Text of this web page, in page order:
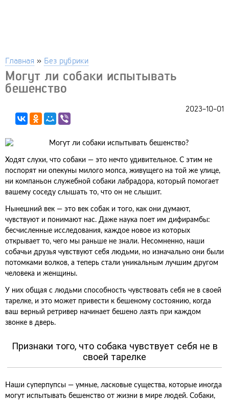
Главная » Без рубрики
Могут ли собаки испытывать
бешенство
2023-10-01
Ходят слухи, что собаки — это нечто удивительное. С этим не
поспорят ни опекуны милого мопса, живущего на той же улице,
ни компаньон служебной собаки лабрадора, который помогает
вашему соседу слышать то, что он не слышит.
Нынешний век — это век собак и того, как они думают,
чувствуют и понимают нас. Даже наука поет им дифирамбы:
бесчисленные исследования, каждое новое из которых
открывает то, чего мы раньше не знали. Несомненно, наши
собачьи друзья чувствуют себя людьми, но изначально они были
потомками волков, а теперь стали уникальным лучшим другом
человека и женщины.
У них общая с людьми способность чувствовать себя не в своей
тарелке, и это может привести к бешеному состоянию, когда
ваш верный ретривер начинает бешено лаять при каждом
звонке в дверь.
Признаки того, что собака чувствует себя не в
своей тарелке
Наши суперпупсы — умные, ласковые существа, которые иногда
могут испытывать бешенство от жизни в мире людей. Собаки,